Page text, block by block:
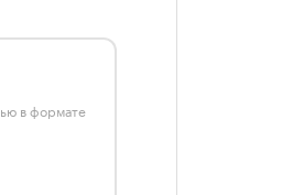
в формате